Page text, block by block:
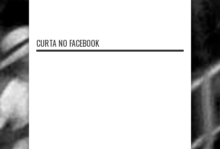
CURTA NO FACEBOOK